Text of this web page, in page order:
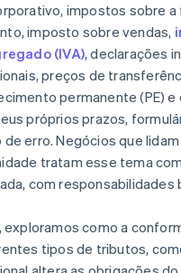
impostos sobre a
imposto sobre vendas,
(IVA), declarações
preços de
permanente (PE) e
próprios prazos,
de erro. Negócios que
tratam esse tema
com responsabilidades
exploramos como a
tipos de tributos,